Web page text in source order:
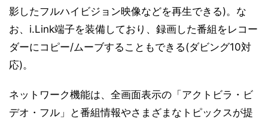
影したフルハイビジョン映像などを再生できる)。な
お、i.Link端子を装備しており、録画した番組をレコー
ダーにコピー/ムーブすることもできる(ダビング10対
応)。
ネットワーク機能は、全画面表示の「アクトビラ・ビ
デオ・フル」と番組情報やさまざまなトピックスが提